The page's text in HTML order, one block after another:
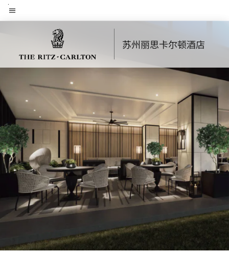
Skip
to菜单文本
苏州丽思卡尔顿酒店